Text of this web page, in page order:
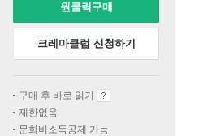
원클릭구매
크레마클럽 신청하기
구매 후 바로 읽기
제한없음
문화비소득공제 가능